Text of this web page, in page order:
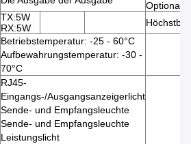
Optional
TX:5W
RX:5W
Betriebstemperatur: -25 - 60°C
Aufbewahrungstemperatur: -30 -
70°C
RJ45-
Eingangs-/Ausgangsanzeigerlicht
Sende- und Empfangsleuchte
Sende- und Empfangsleuchte
Leistungslicht